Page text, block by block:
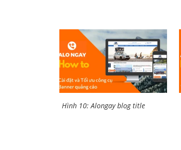
Hình 10: Alongay blog title